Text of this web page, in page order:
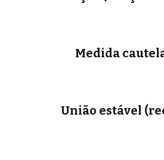
Medida
União estável